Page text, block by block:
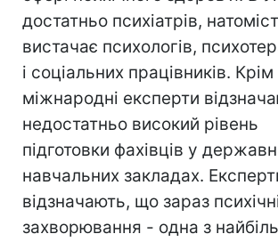
достатньо психіатрів,
вистачає психологів,
і соціальних працівників. Крім
міжнародні експерти
недостатньо високий рівень
підготовки фахівців у
навчальних закладах.
відзначають, що зараз
захворювання - одна з